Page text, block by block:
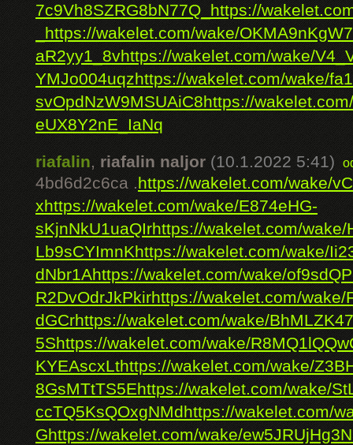
7c9Vh8SZRG8bN77Q_ https://
https://wakelet.com/wake/
aR2yy1_8vhttps://wakelet.com/wake/
YMJo004uqzhttps://wakelet.com/wake/
svOpdNzW9MSUAiC8https://
eUX8Y2nE_IaNq
riafalin, riafalin naljor (10.1.2022 5:41)
4bd6d2c6ca .https://wakelet.com/wake/
xhttps://wakelet.com/wake/E874eHG-
sKjnNkU1uaQIrhttps://wakelet.com/
Lb9sCYImnKhttps://wakelet.com/wake/
dNbr1Ahttps://wakelet.com/wake/
R2DvOdrJkPkirhttps://wakelet.com/wake/
dGCrhttps://wakelet.com/wake/
5Shttps://wakelet.com/wake/
KYEAscxLthttps://wakelet.com/wake/
8GsMTtTS5Ehttps://wakelet.com/wake/
ccTQ5KsQOxgNMdhttps://wakelet.com/
Ghttps://wakelet.com/wake/